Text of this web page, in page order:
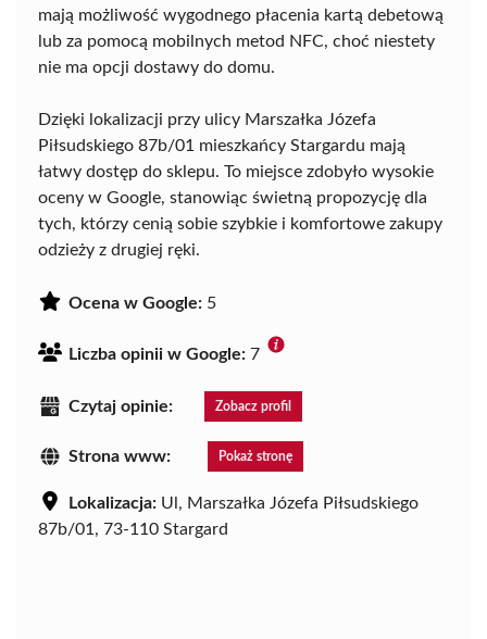
mają możliwość wygodnego płacenia kartą debetową
lub za pomocą mobilnych metod NFC, choć niestety
nie ma opcji dostawy do domu.
Dzięki lokalizacji przy ulicy Marszałka Józefa
Piłsudskiego 87b/01 mieszkańcy Stargardu mają
łatwy dostęp do sklepu. To miejsce zdobyło wysokie
oceny w Google, stanowiąc świetną propozycję dla
tych, którzy cenią sobie szybkie i komfortowe zakupy
odzieży z drugiej ręki.
Ocena w Google: 5
Liczba opinii w Google: 7
Czytaj opinie: Zobacz profil
Strona www: Pokaż stronę
Lokalizacja: Ul, Marszałka Józefa Piłsudskiego
87b/01, 73-110 Stargard